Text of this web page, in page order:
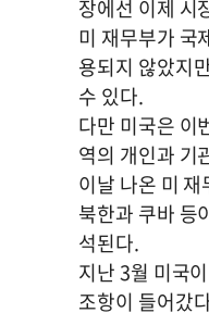
장에선 이제 시
미 재무부가 국
용되지 않았지
수 있다.
다만 미국은 이
역의 개인과 기
이날 나온 미
북한과 쿠바 등
석된다.
지난 3월 미국
조항이 들어갔